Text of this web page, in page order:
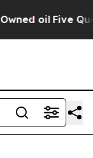
oil Five